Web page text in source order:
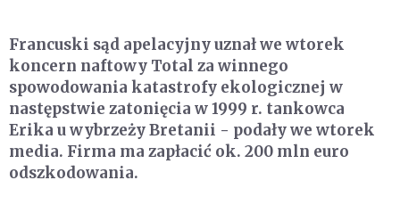
Francuski sąd apelacyjny uznał we wtorek
koncern naftowy Total za winnego
spowodowania katastrofy ekologicznej w
następstwie zatonięcia w 1999 r. tankowca
Erika u wybrzeży Bretanii - podały we wtorek
media. Firma ma zapłacić ok. 200 mln euro
odszkodowania.